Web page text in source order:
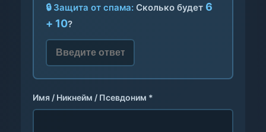
🔒 Защита от спама: Сколько будет 6
+ 10?
Имя / Никнейм / Псевдоним *